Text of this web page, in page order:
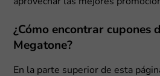
¿Cómo encontrar cupones
Megatone?
En la parte superior de esta